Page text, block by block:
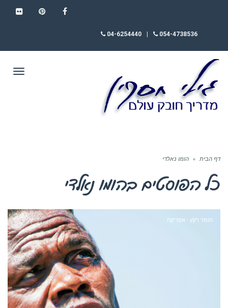
054-4738536
04-6254440
דף הבית » הומו נאלדי
כל הפוסטים בהומו נאלדי
חומר רקע - אפריקה